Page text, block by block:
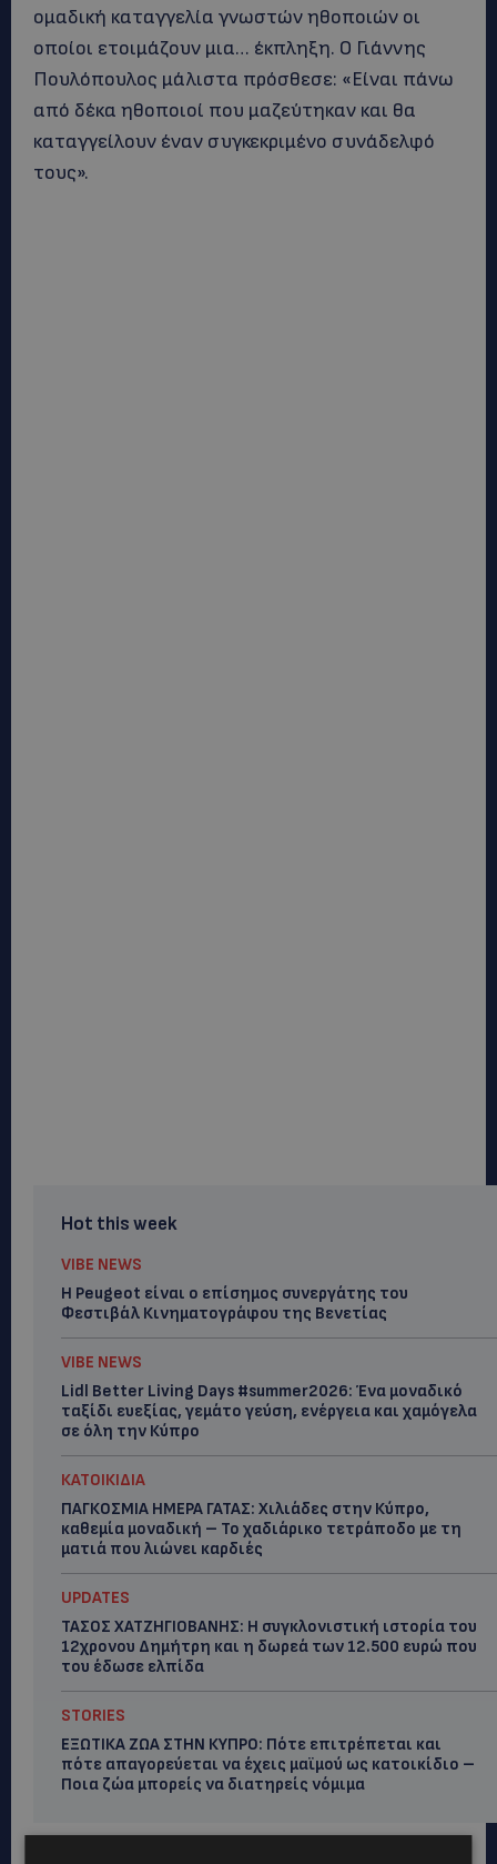
ομαδική καταγγελία γνωστών ηθοποιών οι
οποίοι ετοιμάζουν μια… έκπληξη. Ο Γιάννης
Πουλόπουλος μάλιστα πρόσθεσε: «Είναι πάνω
από δέκα ηθοποιοί που μαζεύτηκαν και θα
καταγγείλουν έναν συγκεκριμένο συνάδελφό
τους».
Hot this week
VIBE NEWS
Η Peugeot είναι ο επίσημος συνεργάτης του
Φεστιβάλ Κινηματογράφου της Βενετίας
VIBE NEWS
Lidl Better Living Days #summer2026: Ένα μοναδικό
ταξίδι ευεξίας, γεμάτο γεύση, ενέργεια και χαμόγελα
σε όλη την Κύπρο
ΚΑΤΟΙΚΙΔΙΑ
ΠΑΓΚΟΣΜΙΑ ΗΜΕΡΑ ΓΑΤΑΣ: Χιλιάδες στην Κύπρο,
καθεμία μοναδική – Το χαδιάρικο τετράποδο με τη
ματιά που λιώνει καρδιές
UPDATES
ΤΑΣΟΣ ΧΑΤΖΗΓΙΟΒΑΝΗΣ: Η συγκλονιστική ιστορία του
12χρονου Δημήτρη και η δωρεά των 12.500 ευρώ που
του έδωσε ελπίδα
STORIES
ΕΞΩΤΙΚΑ ΖΩΑ ΣΤΗΝ ΚΥΠΡΟ: Πότε επιτρέπεται και
πότε απαγορεύεται να έχεις μαϊμού ως κατοικίδιο –
Ποια ζώα μπορείς να διατηρείς νόμιμα